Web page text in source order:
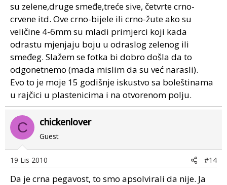
su zelene,druge smeđe,treće sive, četvrte crno-
crvene itd. Ove crno-bijele ili crno-žute ako su
veličine 4-6mm su mladi primjerci koji kada
odrastu mjenjaju boju u odraslog zelenog ili
smeđeg. Slažem se fotka bi dobro došla da to
odgonetnemo (mada mislim da su već narasli).
Evo to je moje 15 godišnje iskustvo sa boleštinama
u rajčici u plastenicima i na otvorenom polju.
C chickenlover
Guest
19 Lis 2010 #14
Da je crna pegavost, to smo apsolvirali da nije. Ja